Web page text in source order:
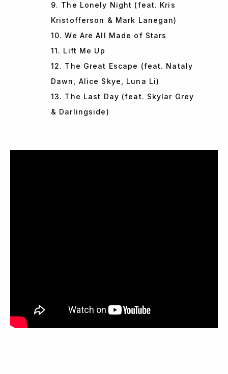
9. The Lonely Night (feat. Kris
Kristofferson & Mark Lanegan)
10. We Are All Made of Stars
11. Lift Me Up
12. The Great Escape (feat. Nataly
Dawn, Alice Skye, Luna Li)
13. The Last Day (feat. Skylar Grey
& Darlingside)